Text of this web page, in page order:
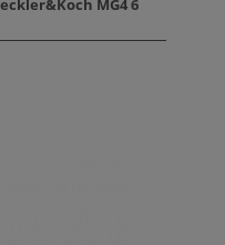
MG4 6